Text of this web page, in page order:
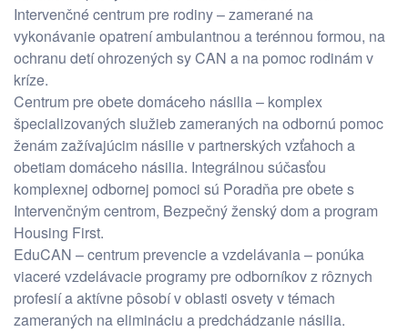
Intervenčné centrum pre rodiny – zamerané na
vykonávanie opatrení ambulantnou a terénnou formou, na
ochranu detí ohrozených sy CAN a na pomoc rodinám v
kríze.
Centrum pre obete domáceho násilia – komplex
špecializovaných služieb zameraných na odbornú pomoc
ženám zažívajúcim násilie v partnerských vzťahoch a
obetiam domáceho násilia. Integrálnou súčasťou
komplexnej odbornej pomoci sú Poradňa pre obete s
Intervenčným centrom, Bezpečný ženský dom a program
Housing First.
EduCAN – centrum prevencie a vzdelávania – ponúka
viaceré vzdelávacie programy pre odborníkov z rôznych
profesií a aktívne pôsobí v oblasti osvety v témach
zameraných na elimináciu a predchádzanie násilia.